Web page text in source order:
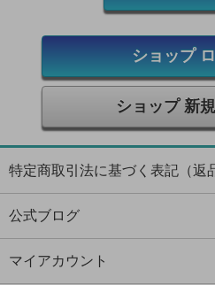
ショップ
ショップ 新
特定商取引法に基づく表記（返
公式ブログ
マイアカウント